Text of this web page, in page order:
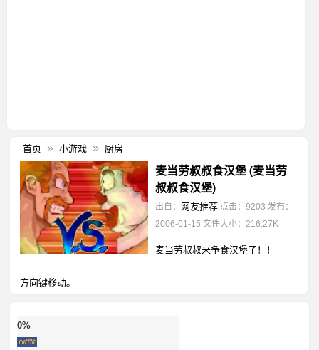
首页 » 小游戏 » 厨房
麦当劳叔叔食汉堡 (麦当劳
叔叔食汉堡)
出自： 网友推荐 点击：9203 发布：
2006-01-15 文件大小：216.27K
麦当劳叔叔来争食汉堡了！！
方向键移动。
0%